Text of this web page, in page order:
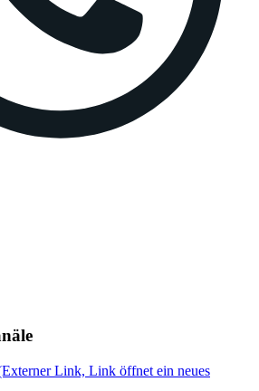
Link, Link öffnet ein neues